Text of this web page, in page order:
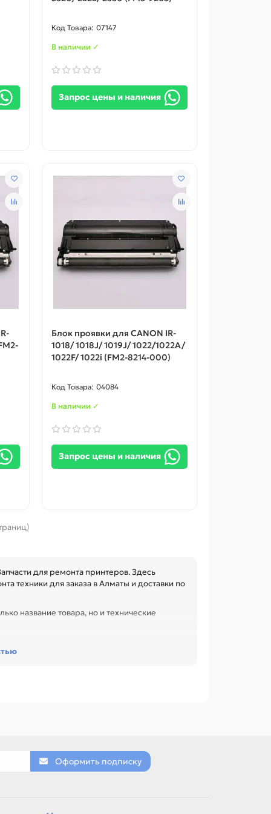
07147
В наличии ✓
Запрос цены и наличия
Блок проявки для CANON IR-
1018/ 1018J/ 1019J/ 1022/1022A/
1022F/ 1022i (FM2-8214-000)
04084
В наличии ✓
Запрос цены и наличия
для ремонта принтеров. Здесь
техники для заказа в Алматы и доставки по
название товара, но и технические
офиса, сервисного центра или
Оформить подписку